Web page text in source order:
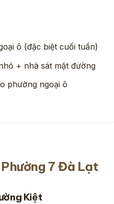
ô (đặc biệt cuối tuần)
+ nhà sát mặt đường
phường ngoại ô
7 Đà Lạt
Kiệt